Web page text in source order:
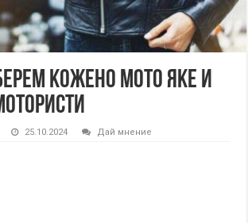
кожено мото яке и
25.10.2024 Дай мнение